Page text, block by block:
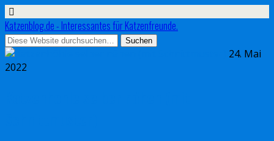
Katzenblog.de - Interessantes für Katzenfreunde.
24. Mai
2022